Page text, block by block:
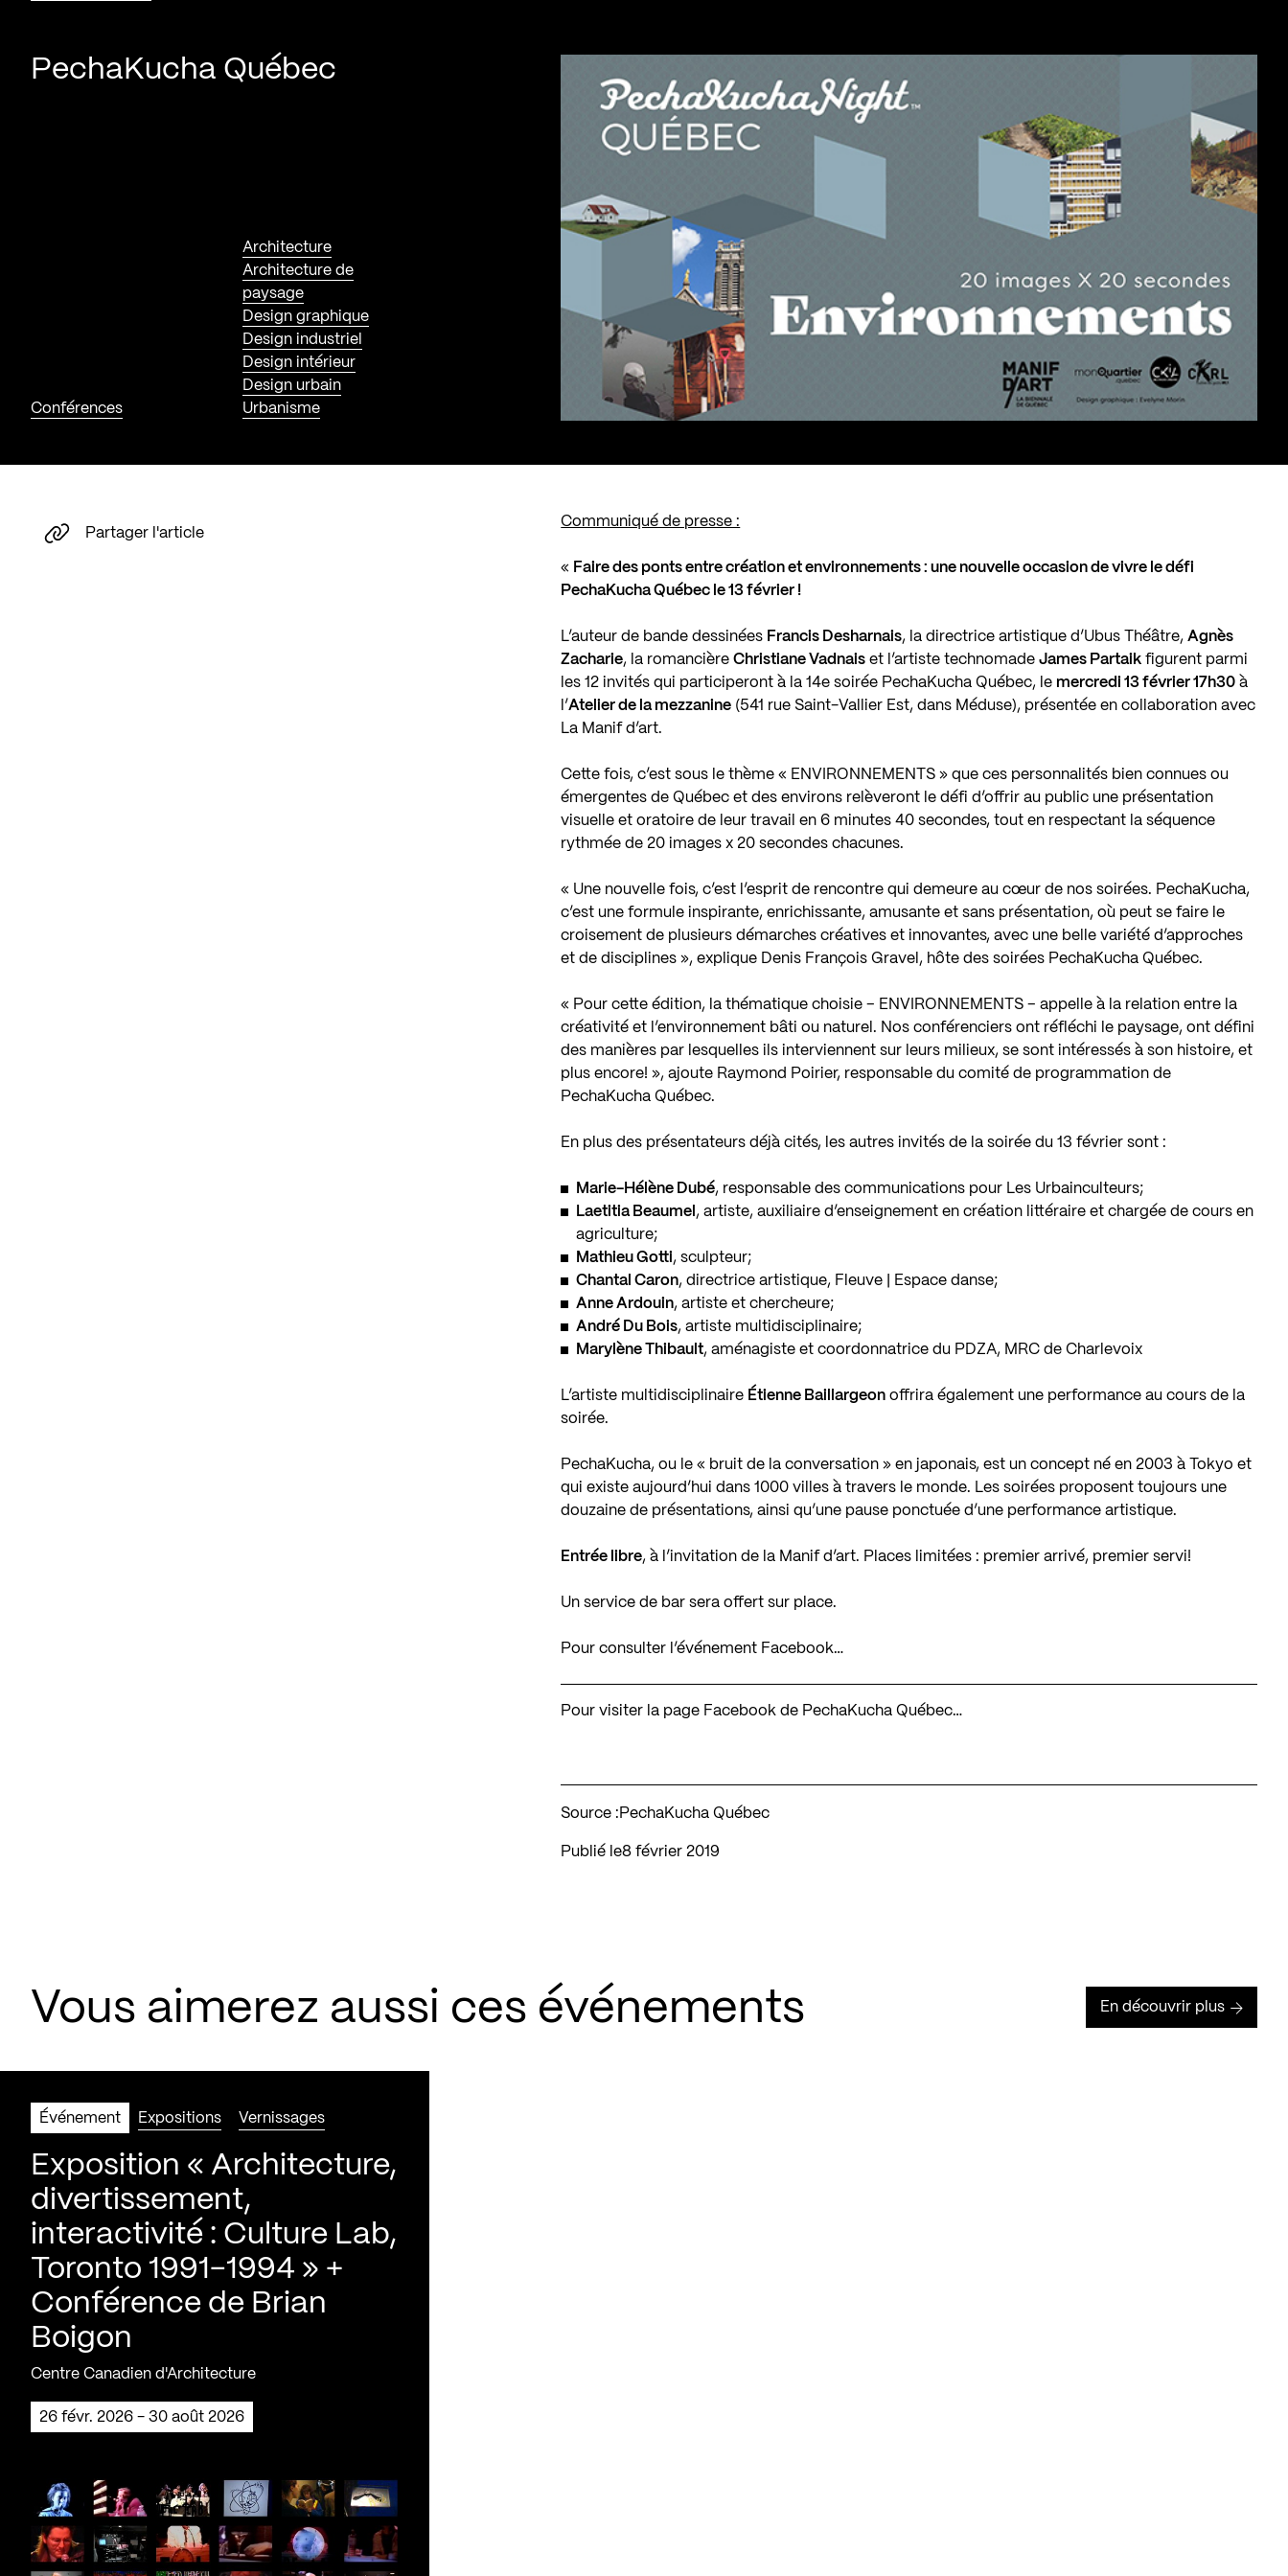
PechaKucha Québec
Conférences
Architecture
Architecture de
paysage
Design graphique
Design industriel
Design intérieur
Design urbain
Urbanisme
Communiqué de presse :
« Faire des ponts entre création et environnements : une nouvelle occasion de vivre le défi
PechaKucha Québec le 13 février !
L’auteur de bande dessinées Francis Desharnais, la directrice artistique d’Ubus Théâtre,Agnès
Zacharie, la romancièreChristiane Vadnais et l’artiste technomadeJames Partaik figurent parmi
les 12 invités qui participeront à la 14e soirée PechaKucha Québec, le mercredi 13 février 17h30 à
l’Atelier de la mezzanine (541 rue Saint-Vallier Est, dans Méduse), présentée en collaboration avec
La Manif d’art.
Cette fois, c’est sous le thème « ENVIRONNEMENTS » que ces personnalités bien connues ou
émergentes de Québec et des environs relèveront le défi d’offrir au public une présentation
visuelle et oratoire de leur travail en 6 minutes 40 secondes, tout en respectant la séquence
rythmée de 20 images x 20 secondes chacunes.
« Une nouvelle fois, c’est l’esprit de rencontre qui demeure au cœur de nos soirées. PechaKucha,
c’est une formule inspirante, enrichissante, amusante et sans présentation, où peut se faire le
croisement de plusieurs démarches créatives et innovantes, avec une belle variété d’approches
et de disciplines », explique Denis François Gravel, hôte des soirées PechaKucha Québec.
« Pour cette édition, la thématique choisie – ENVIRONNEMENTS – appelle à la relation entre la
créativité et l’environnement bâti ou naturel. Nos conférenciers ont réfléchi le paysage, ont défini
des manières par lesquelles ils interviennent sur leurs milieux, se sont intéressés à son histoire, et
plus encore! », ajoute Raymond Poirier, responsable du comité de programmation de
PechaKucha Québec.
En plus des présentateurs déjà cités, les autres invités de la soirée du 13 février sont :
Marie-Hélène Dubé, responsable des communications pour Les Urbainculteurs;
Laetitia Beaumel , artiste, auxiliaire d’enseignement en création littéraire et chargée de cours en
agriculture;
Mathieu Gotti, sculpteur;
Chantal Caron, directrice artistique, Fleuve | Espace danse;
Anne Ardouin, artiste et chercheure;
André Du Bois, artiste multidisciplinaire;
Marylène Thibault, aménagiste et coordonnatrice du PDZA, MRC de Charlevoix
L’artiste multidisciplinaire Étienne Baillargeon offrira également une performance au cours de la
soirée.
PechaKucha, ou le « bruit de la conversation » en japonais, est un concept né en 2003 à Tokyo et
qui existe aujourd’hui dans 1000 villes à travers le monde. Les soirées proposent toujours une
douzaine de présentations, ainsi qu’une pause ponctuée d’une performance artistique.
Entrée libre, à l’invitation de la Manif d’art. Places limitées : premier arrivé, premier servi!
Un service de bar sera offert sur place.
Pour consulter l’événement Facebook…
Pour visiter la page Facebook de PechaKucha Québec…
Source : PechaKucha Québec
Publié le 8 février 2019
Partager l'article
Vous aimerez aussi ces événements En découvrir plus
Événement Expositions Vernissages
Exposition « Architecture,
divertissement,
interactivité : Culture Lab,
Toronto 1991-1994 » +
Conférence de Brian
Boigon
Centre Canadien d'Architecture
26 févr. 2026 - 30 août 2026